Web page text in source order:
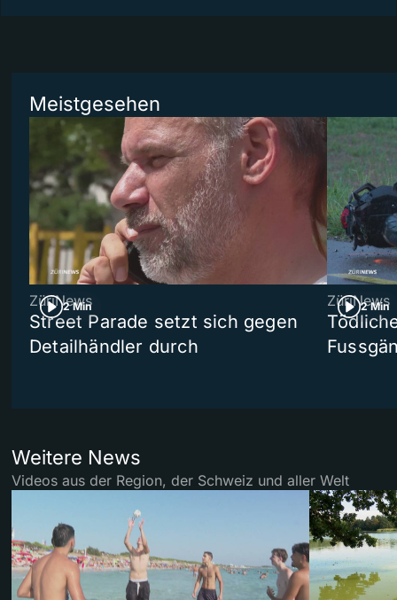
Meistgesehen
2 Min
ZüriNews
Street Parade setzt sich gegen
Detailhändler durch
2 Min
ZüriNews
Weitere News
Videos aus der Region, der Schweiz und aller Welt